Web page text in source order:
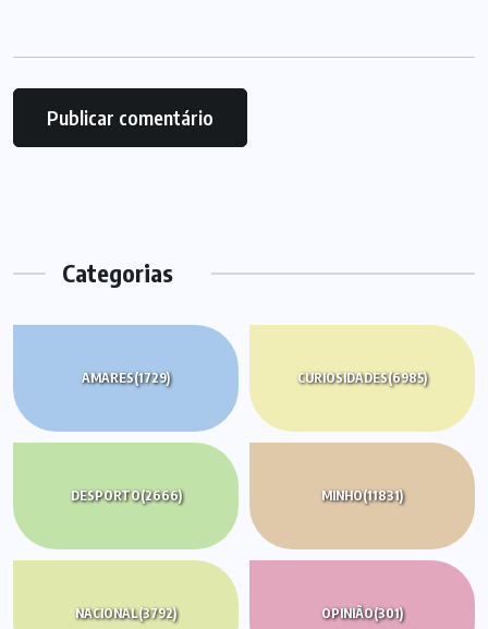
Categorias
AMARES(1729) CURIOSIDADES(6985)
DESPORTO(2666) MINHO(11831)
NACIONAL(3792) OPINIÃO(301)